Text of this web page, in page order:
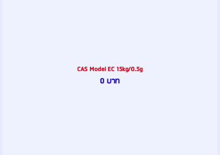
CAS Model EC 15kg/0.5g
0 บาท